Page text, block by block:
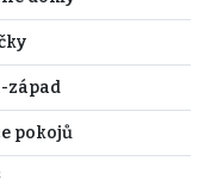
západ
pokojů